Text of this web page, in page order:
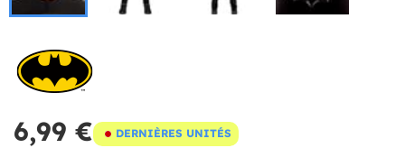
6,99 € DERNIÈRES UNITÉS